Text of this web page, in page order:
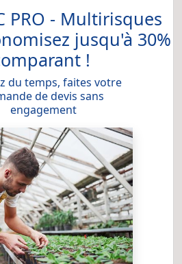
PRO - Multirisques
jusqu'à 30%
!
du temps, faites votre
de devis sans
engagement